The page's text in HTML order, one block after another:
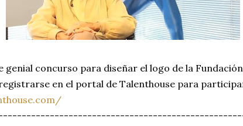
genial concurso para diseñar el logo de la
en el portal de Talenthouse para